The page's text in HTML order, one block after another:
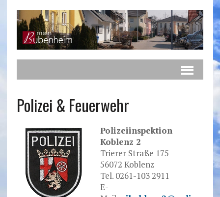
Polizei & Feuerwehr
Polizeiinspektion
Koblenz 2
Trierer Straße 175
56072 Koblenz
Tel. 0261-103 2911
E-